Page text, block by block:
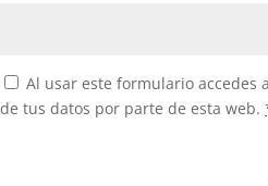
Al usar este formulario accedes
de tus datos por parte de esta web.